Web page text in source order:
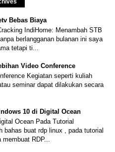
Bebas Biaya
IndiHome: Menambah STB
berlangganan bulanan ini saya
tetapi ti...
Video Conference
Kegiatan seperti kuliah
seminar dapat dilakukan secara
10 di Digital Ocean
Ocean Pada Tutorial
bahas buat rdp linux , pada tutorial
RDP...